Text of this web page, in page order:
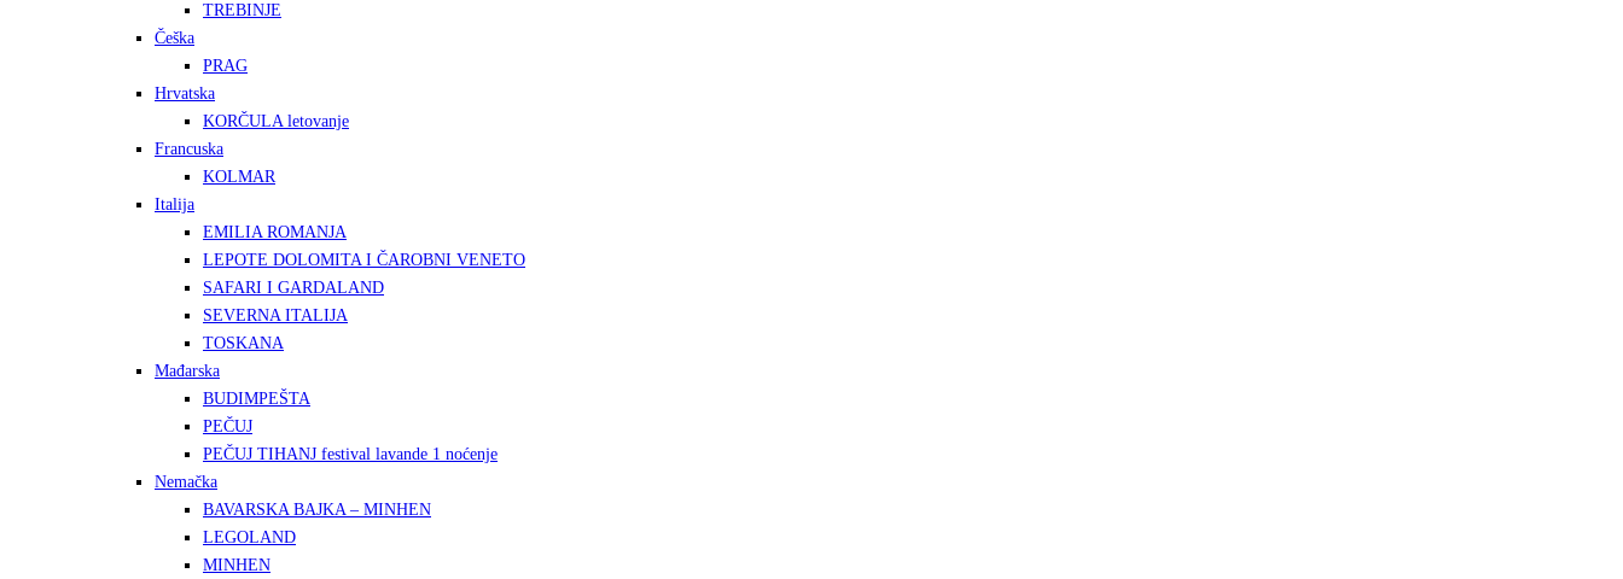
TREBINJE
Češka
PRAG
Hrvatska
KORČULA letovanje
Francuska
KOLMAR
Italija
EMILIA ROMANJA
LEPOTE DOLOMITA I ČAROBNI VENETO
SAFARI I GARDALAND
SEVERNA ITALIJA
TOSKANA
Mađarska
BUDIMPEŠTA
PEČUJ
PEČUJ TIHANJ festival lavande 1 noćenje
Nemačka
BAVARSKA BAJKA – MINHEN
LEGOLAND
MINHEN